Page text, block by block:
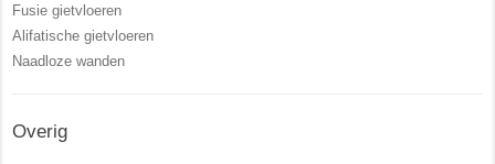
Fusie gietvloeren
Alifatische gietvloeren
Naadloze wanden
Overig